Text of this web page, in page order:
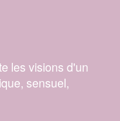
les visions d'un
sensuel,